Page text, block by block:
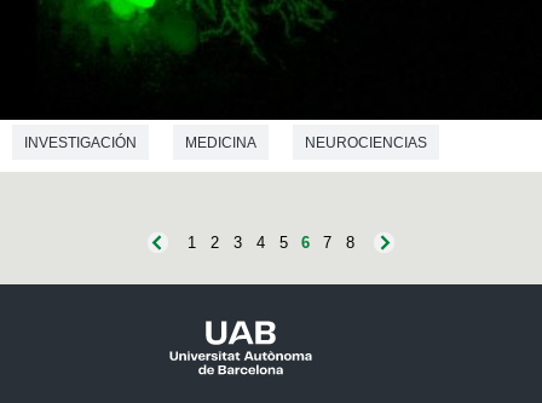
INVESTIGACIÓN MEDICINA NEUROCIENCIAS
1 2 3 4 5 6 7 8